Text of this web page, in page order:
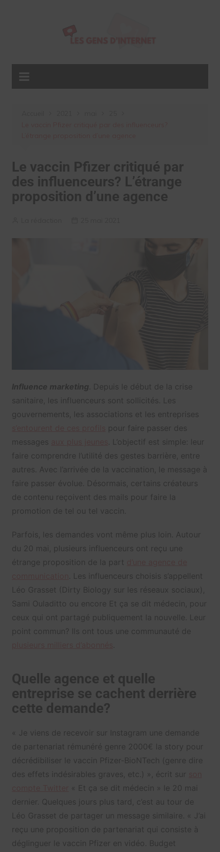
Le vaccin Pfizer critiqué par
des influenceurs? L’étrange
proposition d’une agence
Influence marketing . Depuis le début de la crise
sanitaire, les influenceurs sont sollicités. Les
gouvernements, les associations et les entreprises
pour faire passer des
messages
. L’objectif est simple: leur
faire comprendre l’utilité des gestes barrière, entre
autres. Avec l’arrivée de la vaccination, le message à
faire passer évolue. Désormais, certains créateurs
de contenu reçoivent des mails pour faire la
promotion de tel ou tel vaccin.
Parfois, les demandes vont même plus loin. Autour
du 20 mai, plusieurs influenceurs ont reçu une
étrange proposition de la part
. Les influenceurs choisis s’appellent
Léo Grasset (Dirty Biology sur les réseaux sociaux),
Sami Ouladitto ou encore Et ça se dit médecin, pour
ceux qui ont partagé publiquement la nouvelle. Leur
point commun? Ils ont tous une communauté de
Quelle agence et quelle
entreprise se cachent derrière
cette demande?
« Je viens de recevoir sur Instagram une demande
de partenariat rémunéré genre 2000€ la story pour
décrédibiliser le vaccin Pfizer-BioNTech (genre dire
des effets indésirables graves, etc.) », écrit sur
« Et ça se dit médecin » le 20 mai
dernier. Quelques jours plus tard, c’est au tour de
Léo Grasset de partager un message similaire. « J’ai
reçu une proposition de partenariat qui consiste à
déglinguer le vaccin Pfizer en vidéo. Budget